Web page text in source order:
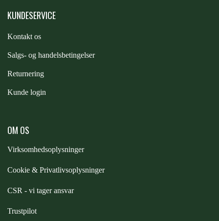
KUNDESERVICE
Kontakt os
Salgs- og handelsbetingelser
Returnering
Kunde login
OM OS
Virksomhedsoplysninger
Cookie & Privatlivsoplysninger
CSR - vi tager ansvar
Trustpilot